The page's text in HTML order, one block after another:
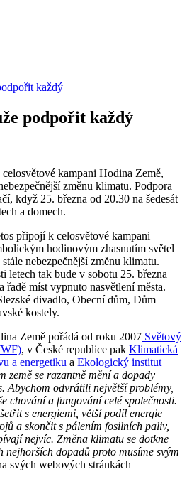
každý
podpořit každý
kampani Hodina Země,
změnu klimatu. Podpora
když 25. března od 20.30 na šedesát
a domech.
připojí k celosvětové kampani
hodinovým zhasnutím světel
nebezpečnější změnu klimatu.
letech tak bude v sobotu 25. března
řadě míst vypnuto nasvětlení města.
divadlo, Obecní dům, Dům
kostely.
Země pořádá od roku 2007 Světový
, v České republice pak Klimatická
a energetiku a Ekologický institut
země se razantně mění a dopady
Abychom odvrátili největší problémy,
chování a fungování celé společnosti.
s energiemi, větší podíl energie
a skončit s pálením fosilních paliv,
nejvíc. Změna klimatu se dotkne
nejhorších dopadů proto musíme svým
svých webových stránkách